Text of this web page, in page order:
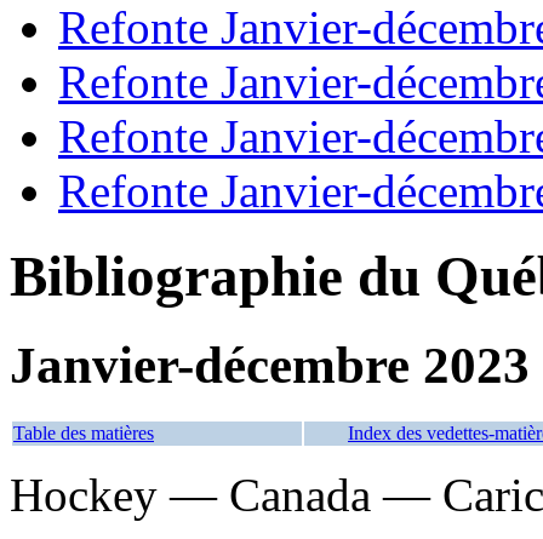
Refonte Janvier-
Refonte Janvier-
Refonte Janvier-
Refonte Janvier-
Bibliographie du
Janvier-décembre 2023
Table des matières Index des vedettes-
Hockey — Canada —